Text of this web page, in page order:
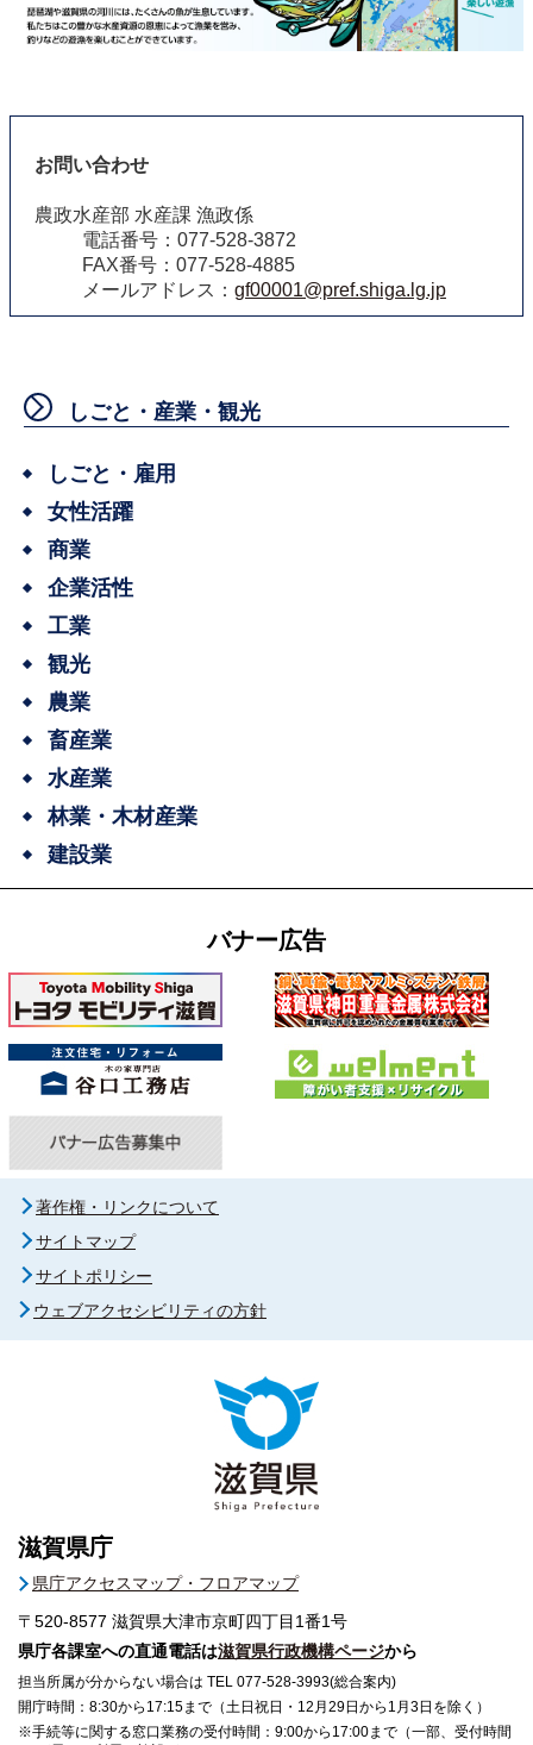
お問い合わせ
農政水産部 水産課 漁政係
電話番号：077-528-3872
FAX番号：077-528-4885
メールアドレス： gf00001@pref.shiga.lg.jp
しごと・産業・観光
しごと・雇用
女性活躍
商業
企業活性
工業
観光
農業
畜産業
水産業
林業・木材産業
建設業
バナー広告
著作権・リンクについて
サイトマップ
サイトポリシー
ウェブアクセシビリティの方針
滋賀県庁
県庁アクセスマップ・フロアマップ
〒520-8577 滋賀県大津市京町四丁目1番1号
県庁各課室への直通電話は滋賀県行政機構ページから
担当所属が分からない場合は TEL 077-528-3993(総合案内)
開庁時間：8:30から17:15まで（土日祝日・12月29日から1月3日を除く）
※手続等に関する窓口業務の受付時間：9:00から17:00まで（一部、受付時間